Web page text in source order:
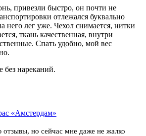
привезли быстро, он почти не
отлежался буквально
него лег уже. Чехол снимается, нитки
ткань качественная, внутри
Спать удобно, мой вес
без нареканий.
«Амстердам»
но сейчас мне даже не жалко